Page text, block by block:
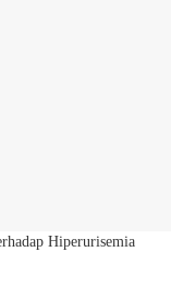
Hiperurisemia